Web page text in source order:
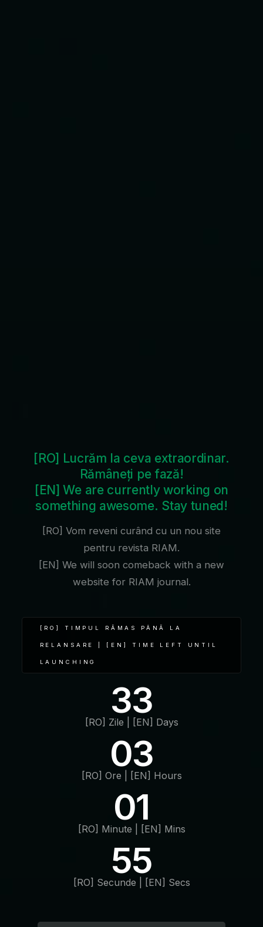
[RO] Lucrăm la ceva extraordinar.
Rămâneți pe fază!
[EN] We are currently working on
something awesome. Stay tuned!
[RO] Vom reveni curând cu un nou site
pentru revista RIAM.
[EN] We will soon comeback with a new
website for RIAM journal.
[RO] TIMPUL RĂMAS PÂNĂ LA
RELANSARE | [EN] TIME LEFT UNTIL
LAUNCHING
33
[RO] Zile | [EN] Days
03
[RO] Ore | [EN] Hours
01
[RO] Minute | [EN] Mins
55
[RO] Secunde | [EN] Secs